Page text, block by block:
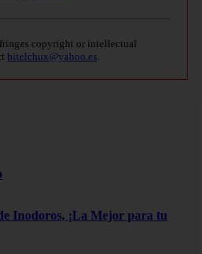
copyright or intellectual
bitelchux@yahoo.es.
Inodoros, ¡La Mejor para tu